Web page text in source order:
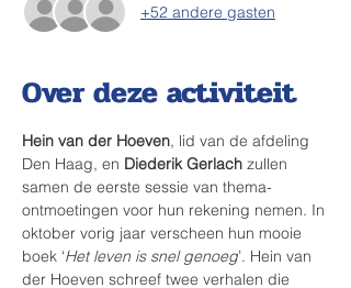
+52 andere gasten
Over deze activiteit
Hein van der Hoeven, lid van de afdeling
Den Haag, en Diederik Gerlach zullen
samen de eerste sessie van thema-
ontmoetingen voor hun rekening nemen. In
oktober vorig jaar verscheen hun mooie
boek ‘Het leven is snel genoeg’. Hein van
der Hoeven schreef twee verhalen die